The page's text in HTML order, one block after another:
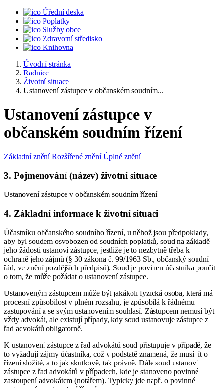
Úřední deska
Poplatky
Služby obce
Zdravotní středisko
Knihovna
Úvodní stránka
Radnice
Životní situace
Ustanovení zástupce v občanském soudním...
Ustanovení zástupce v
občanském soudním řízení
Základní znění Rozšířené znění Úplné znění
3. Pojmenování (název) životní situace
Ustanovení zástupce v občanském soudním řízení
4. Základní informace k životní situaci
Účastníku občanského soudního řízení, u něhož jsou předpoklady,
aby byl soudem osvobozen od soudních poplatků, soud na základě
jeho žádosti ustanoví zástupce, jestliže je to nezbytně třeba k
ochraně jeho zájmů (§ 30 zákona č. 99/1963 Sb., občanský soudní
řád, ve znění pozdějších předpisů). Soud je povinen účastníka poučit
o tom, že může požádat o ustanovení zástupce.
Ustanoveným zástupcem může být jakákoli fyzická osoba, která má
procesní způsobilost v plném rozsahu, je způsobilá k řádnému
zastupování a se svým ustanovením souhlasí. Zástupcem nemusí být
vždy advokát, ale existují případy, kdy soud ustanovuje zástupce z
řad advokátů obligatorně.
K ustanovení zástupce z řad advokátů soud přistupuje v případě, že
to vyžadují zájmy účastníka, což v podstatě znamená, že musí jít o
řízení složité, a to jak skutkově, tak právně. Dále soud ustanoví
zástupce z řad advokátů v případech, kde je stanoveno povinné
zastoupení advokátem (notářem). Typicky jde např. o povinné